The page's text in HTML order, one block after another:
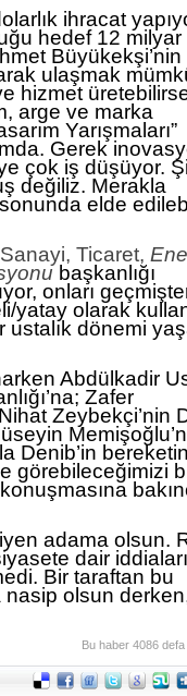
ihracat
hedef 12 milyar
ulaşmak
hizmet
arge ve marka
Yarışmaları”
Gerek
çok iş düşüyor.
değiliz. Merakla
elde
Sanayi, Ticaret,
başkanlığı
onları
yatay olarak
dönemi
Abdülkadir
Zafer
Zeybekçi’nin
Denib’in
görebileceğimizi
adama olsun.
dair
Bir taraftan bu
olsun
Bu haber 4086